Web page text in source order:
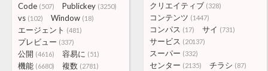
クリエイティブ (328)
コンテンツ (1447)
コンパス (17) サイ (731)
サービス (20137)
スーパー (332)
センター (2135) チラシ (87)
Code (507) Publickey (3250)
vs (102) Window (18)
エージェント (481)
プレビュー (337)
公開 (4616) 容易に (51)
機能 (6680) 複数 (2781)